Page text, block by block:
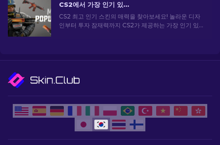
CS2에서 가장 인기 있는 스킨 [2026]
CS2 최고 인기 스킨의 매력을 찾아보세요! 놀라운 디자
인부터 투자 잠재력까지 CS2가 제공하는 가장 인기 있